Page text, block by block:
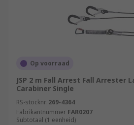
Op voorraad
JSP 2 m Fall Arrest Fall Arrester
Carabiner Single
RS-stocknr. 269-4364
Fabrikantnummer FAR0207
Subtotaal (1 eenheid)